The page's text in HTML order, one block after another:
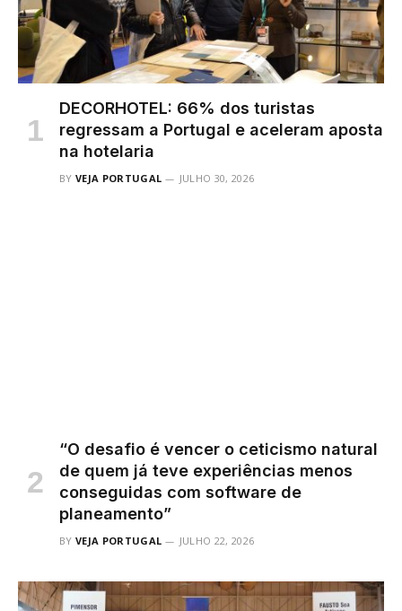
DECORHOTEL: 66% dos turistas
regressam a Portugal e aceleram aposta
na hotelaria
BY VEJA PORTUGAL JULHO 30, 2026
“O desafio é vencer o ceticismo natural
de quem já teve experiências menos
conseguidas com software de
planeamento”
BY VEJA PORTUGAL JULHO 22, 2026